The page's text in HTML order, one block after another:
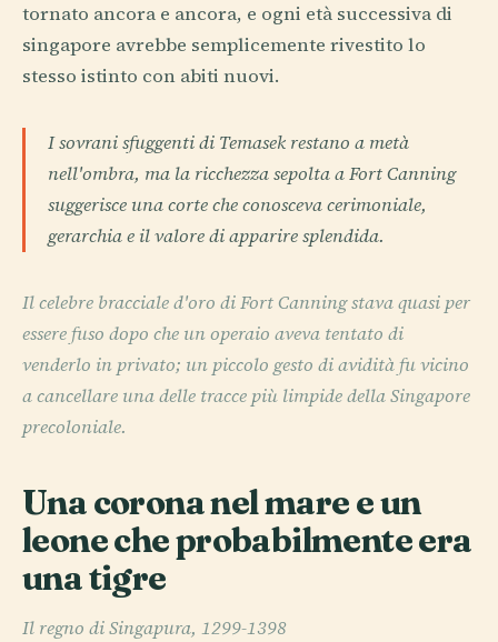
tornato ancora e ancora, e ogni età successiva di
singapore avrebbe semplicemente rivestito lo
stesso istinto con abiti nuovi.
I sovrani sfuggenti di Temasek restano a metà
nell'ombra, ma la ricchezza sepolta a Fort Canning
suggerisce una corte che conosceva cerimoniale,
gerarchia e il valore di apparire splendida.
Il celebre bracciale d'oro di Fort Canning stava quasi per
essere fuso dopo che un operaio aveva tentato di
venderlo in privato; un piccolo gesto di avidità fu vicino
a cancellare una delle tracce più limpide della Singapore
precoloniale.
Una corona nel mare e un
leone che probabilmente era
una tigre
Il regno di Singapura, 1299-1398